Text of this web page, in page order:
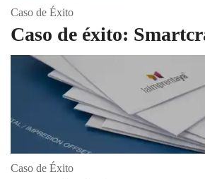
Caso de Éxito
Caso de éxito:
Caso de Éxito